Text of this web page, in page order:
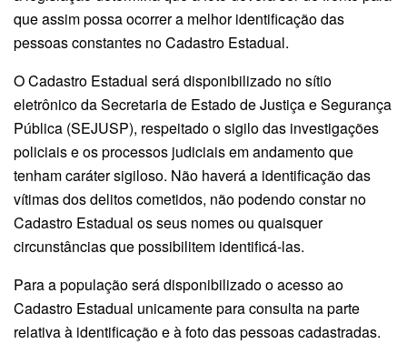
que assim possa ocorrer a melhor identificação das
pessoas constantes no Cadastro Estadual.
O Cadastro Estadual será disponibilizado no sítio
eletrônico da Secretaria de Estado de Justiça e Segurança
Pública (SEJUSP), respeitado o sigilo das investigações
policiais e os processos judiciais em andamento que
tenham caráter sigiloso. Não haverá a identificação das
vítimas dos delitos cometidos, não podendo constar no
Cadastro Estadual os seus nomes ou quaisquer
circunstâncias que possibilitem identificá-las.
Para a população será disponibilizado o acesso ao
Cadastro Estadual unicamente para consulta na parte
relativa à identificação e à foto das pessoas cadastradas.